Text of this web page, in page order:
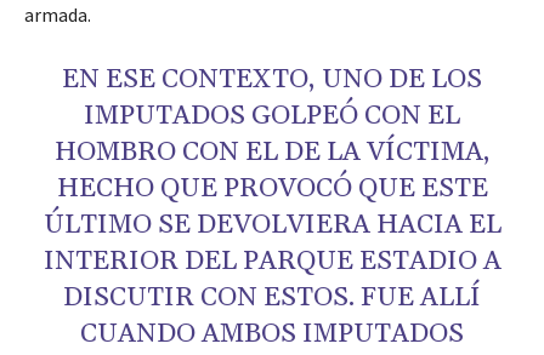
armada.
EN ESE CONTEXTO, UNO DE LOS
IMPUTADOS GOLPEÓ CON EL
HOMBRO CON EL DE LA VÍCTIMA,
HECHO QUE PROVOCÓ QUE ESTE
ÚLTIMO SE DEVOLVIERA HACIA EL
INTERIOR DEL PARQUE ESTADIO A
DISCUTIR CON ESTOS. FUE ALLÍ
CUANDO AMBOS IMPUTADOS